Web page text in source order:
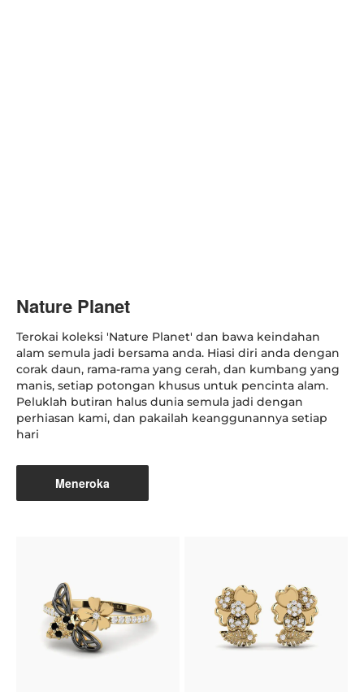
Nature Planet
Terokai koleksi 'Nature Planet' dan bawa keindahan
alam semula jadi bersama anda. Hiasi diri anda dengan
corak daun, rama-rama yang cerah, dan kumbang yang
manis, setiap potongan khusus untuk pencinta alam.
Peluklah butiran halus dunia semula jadi dengan
perhiasan kami, dan pakailah keanggunannya setiap
hari
Meneroka